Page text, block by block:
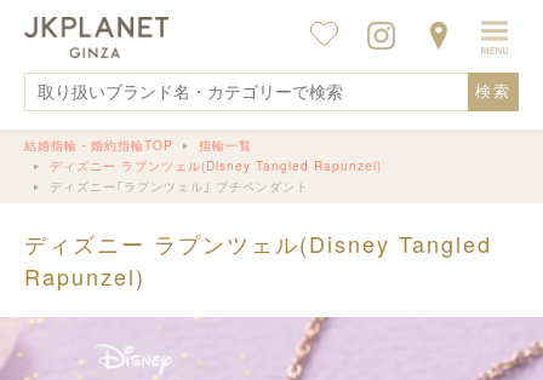
検索
結婚指輪・婚約指輪TOP
指輪一覧
ディズニー ラプンツェル(Disney Tangled Rapunzel)
ディズニー｢ラプンツェル｣ プチペンダント
ディズニー ラプンツェル(Disney Tangled
Rapunzel)